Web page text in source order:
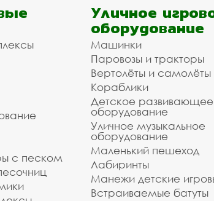
на навесы для
и установку оборудования.
на навесы для автомобилей в нашей
Истра под ключ. Стоимость
по телефону: ,
за то, что пользуетесь услугами
помочь и оперативно выполнить даже
с песком
Уличное
оборудование
Машинки
Паровозы и тракторы
Вертолёты и самолёты
Кораблики
Детское развивающее
оборудование
Уличное музыкальное
оборудование
Маленький пешеход
Лабиринты
Манежи детские
Встраиваемые батуты